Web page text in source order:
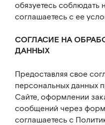
обязуетесь соблюдать
соглашаетесь с ее
СОГЛАСИЕ НА
ДАННЫХ
Предоставляя свое
персональных данных
Сайте, оформлении
сообщений через
соглашаетесь с